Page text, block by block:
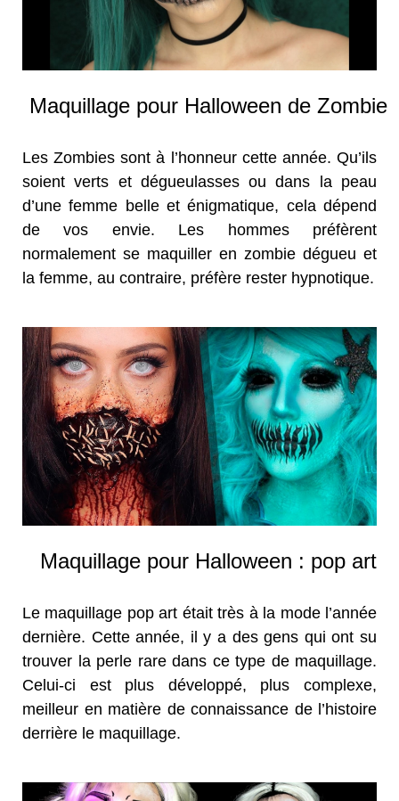
Maquillage pour Halloween de Zombie
Les Zombies sont à l’honneur cette année. Qu’ils
soient verts et dégueulasses ou dans la peau
d’une femme belle et énigmatique, cela dépend
de vos envie. Les hommes préfèrent
normalement se maquiller en zombie dégueu et
la femme, au contraire, préfère rester hypnotique.
Maquillage pour Halloween : pop art
Le maquillage pop art était très à la mode l’année
dernière. Cette année, il y a des gens qui ont su
trouver la perle rare dans ce type de maquillage.
Celui-ci est plus développé, plus complexe,
meilleur en matière de connaissance de l’histoire
derrière le maquillage.